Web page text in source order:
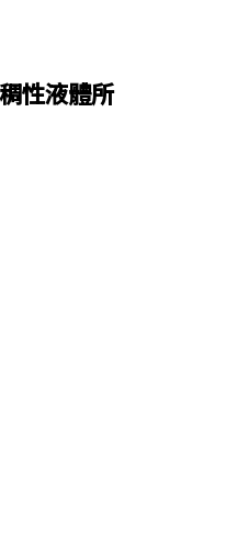
性液體所